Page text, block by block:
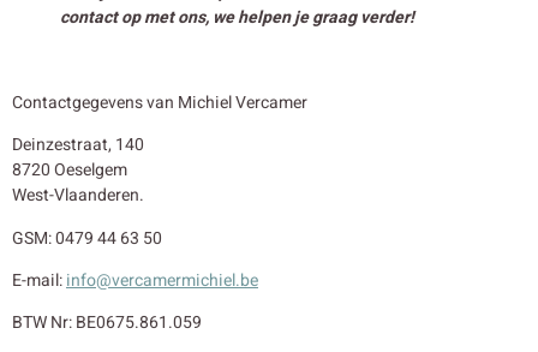
contact op met ons, we helpen je graag verder!
Contactgegevens van Michiel Vercamer
Deinzestraat, 140
8720 Oeselgem
West-Vlaanderen.
GSM: 0479 44 63 50
E-mail:info@vercamermichiel.be
BTW Nr: BE0675.861.059